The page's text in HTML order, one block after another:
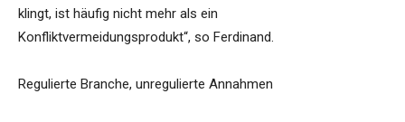
klingt, ist häufig nicht mehr als ein
Konfliktvermeidungsprodukt“, so Ferdinand.
Regulierte Branche, unregulierte Annahmen